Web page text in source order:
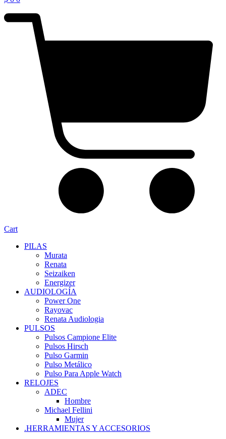
Cart
PILAS
Murata
Renata
Seizaiken
Energizer
AUDIOLOGÍA
Power One
Rayovac
Renata Audiologia
PULSOS
Pulsos Campione Elite
Pulsos Hirsch
Pulso Garmin
Pulso Metálico
Pulso Para Apple Watch
RELOJES
ADEC
Hombre
Michael Fellini
Mujer
.HERRAMIENTAS Y ACCESORIOS